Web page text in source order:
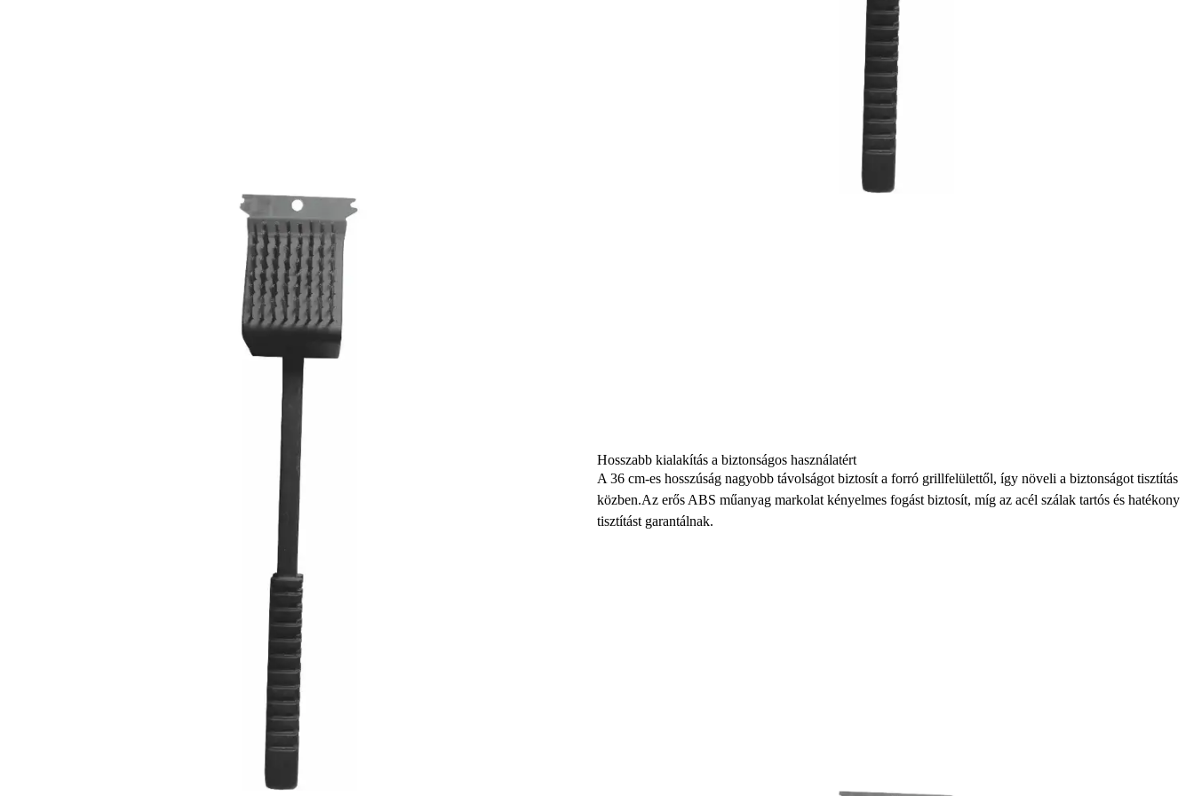
Hosszabb kialakítás a biztonságos használatért
A 36 cm-es hosszúság nagyobb távolságot biztosít a forró grillfelülettől, így növeli a biztonságot tisztítás
közben.Az erős ABS műanyag markolat kényelmes fogást biztosít, míg az acél szálak tartós és hatékony
tisztítást garantálnak.